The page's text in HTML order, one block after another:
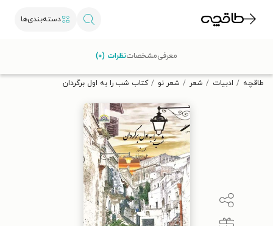
دسته‌بندی‌ها
تخفیف از طاقچه دریافت کن.
طاقچه ادبیات شعر شعر نو کتاب شب را به اول برگردان
معرفیمشخصاتنظرات (۰)